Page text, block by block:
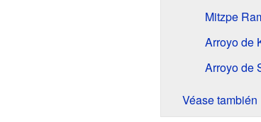
Mitzpe
Arroyo de
Arroyo de
Véase también